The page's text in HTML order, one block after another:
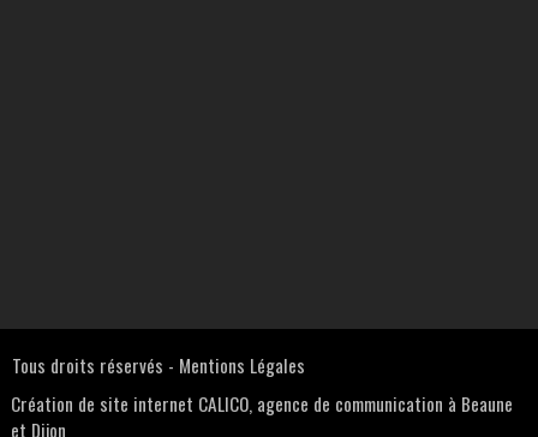
Tous droits réservés - Mentions Légales
Création de site internet CALICO, agence de communication à Beaune
et Dijon